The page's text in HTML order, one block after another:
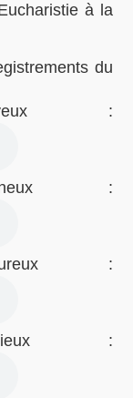
à la
du
:
:
:
: